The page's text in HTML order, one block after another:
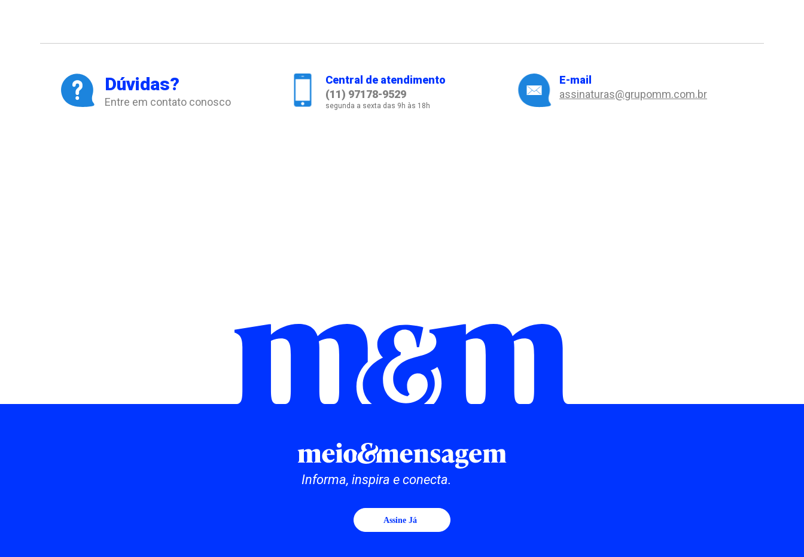
Dúvidas?
Entre em contato conosco
Central de atendimento
(11) 97178-9529
segunda a sexta das 9h às 18h
E-mail
assinaturas@grupomm.com.br
Informa, inspira e conecta.
Assine Já